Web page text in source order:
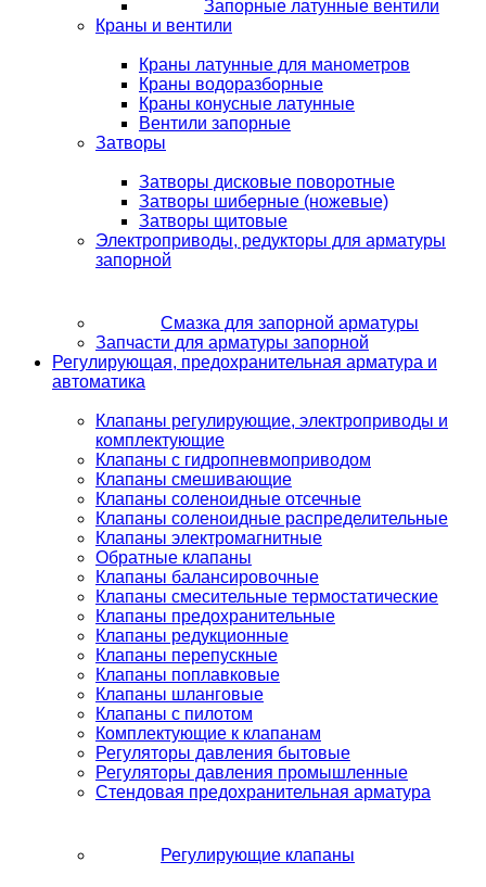
Запорные латунные вентили
Краны и вентили
Краны латунные для манометров
Краны водоразборные
Краны конусные латунные
Вентили запорные
Затворы
Затворы дисковые поворотные
Затворы шиберные (ножевые)
Затворы щитовые
Электроприводы, редукторы для арматуры
запорной
Смазка для запорной арматуры
Запчасти для арматуры запорной
Регулирующая, предохранительная арматура и
автоматика
Клапаны регулирующие, электроприводы и
комплектующие
Клапаны с гидропневмоприводом
Клапаны смешивающие
Клапаны соленоидные отсечные
Клапаны соленоидные распределительные
Клапаны электромагнитные
Обратные клапаны
Клапаны балансировочные
Клапаны смесительные термостатические
Клапаны предохранительные
Клапаны редукционные
Клапаны перепускные
Клапаны поплавковые
Клапаны шланговые
Клапаны с пилотом
Комплектующие к клапанам
Регуляторы давления бытовые
Регуляторы давления промышленные
Стендовая предохранительная арматура
Регулирующие клапаны